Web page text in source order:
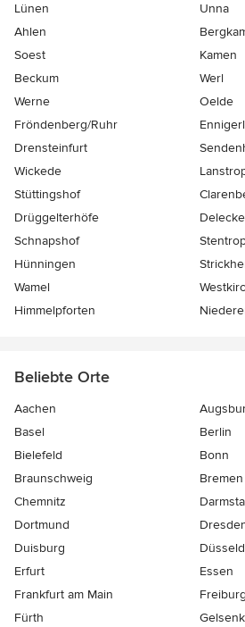
Lünen
Unna
Ahlen
Soest
Kamen
Beckum
Werl
Werne
Oelde
Fröndenberg/Ruhr
Drensteinfurt
Wickede
Stüttingshof
Drüggelterhöfe
Delecke
Schnapshof
Hünningen
Wamel
Himmelpforten
Beliebte Orte
Aachen
Basel
Berlin
Bielefeld
Bonn
Braunschweig
Bremen
Chemnitz
Dortmund
Duisburg
Erfurt
Essen
Frankfurt am Main
Fürth